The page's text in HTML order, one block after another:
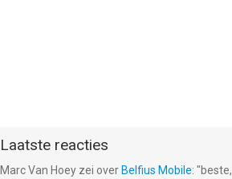
Laatste reacties
Marc Van Hoey zei over Belfius Mobile: "beste,